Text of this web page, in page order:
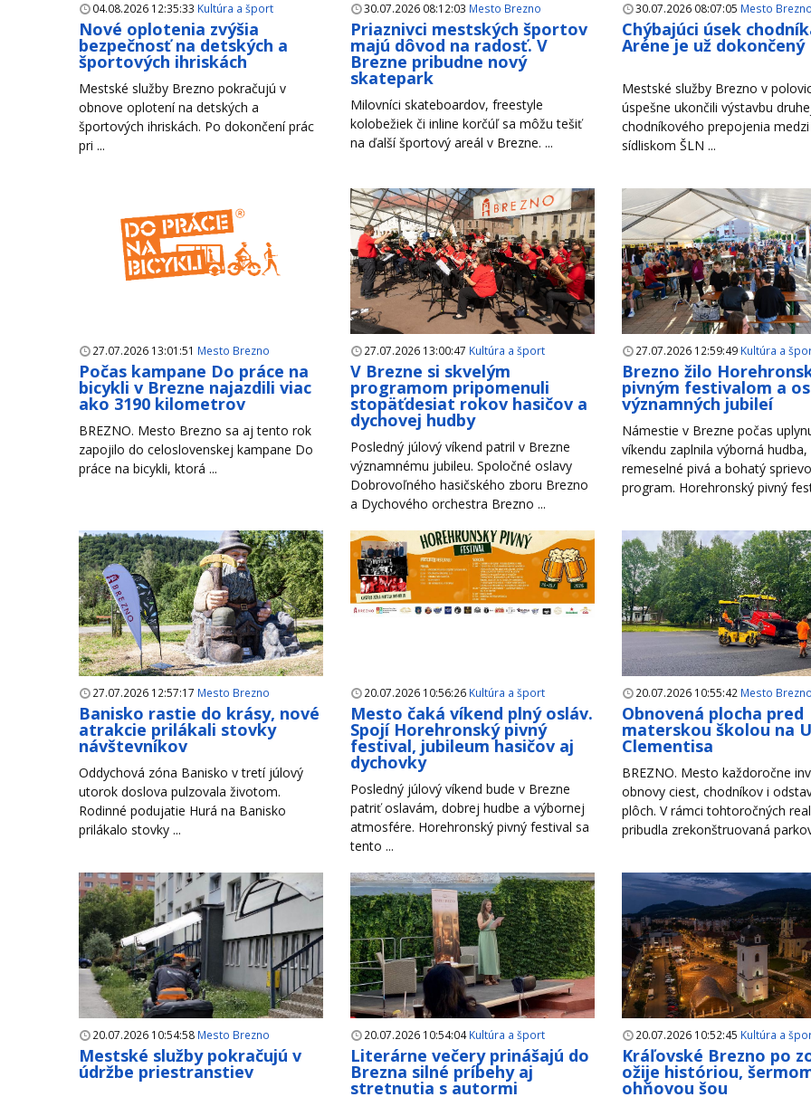
04.08.2026 12:35:33 Kultúra a šport
Nové oplotenia zvýšia
bezpečnosť na detských a
športových ihriskách
Mestské služby Brezno pokračujú v
obnove oplotení na detských a
športových ihriskách. Po dokončení prác
pri ...
30.07.2026 08:12:03 Mesto Brezno
Priaznivci mestských športov
majú dôvod na radosť. V
Brezne pribudne nový
skatepark
Milovníci skateboardov, freestyle
kolobežiek či inline korčúľ sa môžu tešiť
na ďalší športový areál v Brezne. ...
30.07.2026 08:07:05 Mesto
Chýbajúci úsek
Aréne je už dokončený
Mestské služby Brezno v
úspešne ukončili výstavbu
chodníkového prepojenia medzi
sídliskom ŠLN ...
27.07.2026 13:01:51 Mesto Brezno
Počas kampane Do práce na
bicykli v Brezne najazdili viac
ako 3190 kilometrov
BREZNO. Mesto Brezno sa aj tento rok
zapojilo do celoslovenskej kampane Do
práce na bicykli, ktorá ...
27.07.2026 13:00:47 Kultúra a šport
V Brezne si skvelým
programom pripomenuli
stopäťdesiat rokov hasičov a
dychovej hudby
Posledný júlový víkend patril v Brezne
významnému jubileu. Spoločné oslavy
Dobrovoľného hasičského zboru Brezno
a Dychového orchestra Brezno ...
27.07.2026 12:59:49 Kultúra a
Brezno žilo
pivným festivalom a
významných jubileí
Námestie v Brezne počas
víkendu zaplnila výborná hudba,
remeselné pivá a bohatý
program. Horehronský pivný
27.07.2026 12:57:17 Mesto Brezno
Banisko rastie do krásy, nové
atrakcie prilákali stovky
návštevníkov
Oddychová zóna Banisko v tretí júlový
utorok doslova pulzovala životom.
Rodinné podujatie Hurá na Banisko
prilákalo stovky ...
20.07.2026 10:56:26 Kultúra a šport
Mesto čaká víkend plný osláv.
Spojí Horehronský pivný
festival, jubileum hasičov aj
dychovky
Posledný júlový víkend bude v Brezne
patriť oslavám, dobrej hudbe a výbornej
atmosfére. Horehronský pivný festival sa
tento ...
20.07.2026 10:55:42 Mesto
Obnovená plocha pred
materskou školou na
Clementisa
BREZNO. Mesto každoročne
obnovy ciest, chodníkov i
plôch. V rámci tohtoročných
pribudla zrekonštruovaná
20.07.2026 10:54:58 Mesto Brezno
Mestské služby pokračujú v
údržbe priestranstiev
20.07.2026 10:54:04Kultúra a šport
Literárne večery prinášajú do
Brezna silné príbehy aj
stretnutia s autormi
20.07.2026 10:52:45 Kultúra a
Kráľovské Brezno po
ožije históriou,
ohňovou šou